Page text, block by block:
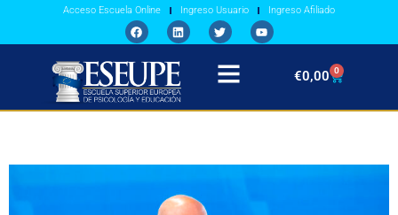
Acceso Escuela Online Ingreso Usuario Ingreso Afiliado
€0,00 0